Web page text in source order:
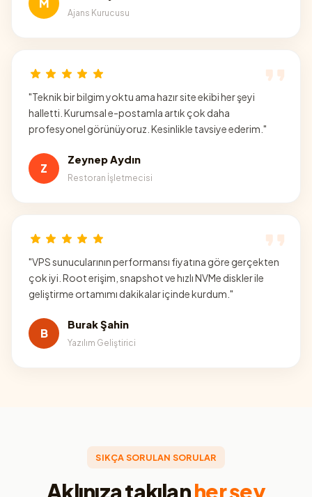
M
Ajans Kurucusu
"Teknik bir bilgim yoktu ama hazır site ekibi her şeyi
halletti. Kurumsal e-postamla artık çok daha
profesyonel görünüyoruz. Kesinlikle tavsiye ederim. "
Z
Zeynep Aydın
Restoran İşletmecisi
"VPS sunucularının performansı fiyatına göre gerçekten
çok iyi. Root erişim, snapshot ve hızlı NVMe diskler ile
geliştirme ortamımı dakikalar içinde kurdum. "
B
Burak Şahin
Yazılım Geliştirici
SIKÇA SORULAN SORULAR
Aklınıza takılanher şey